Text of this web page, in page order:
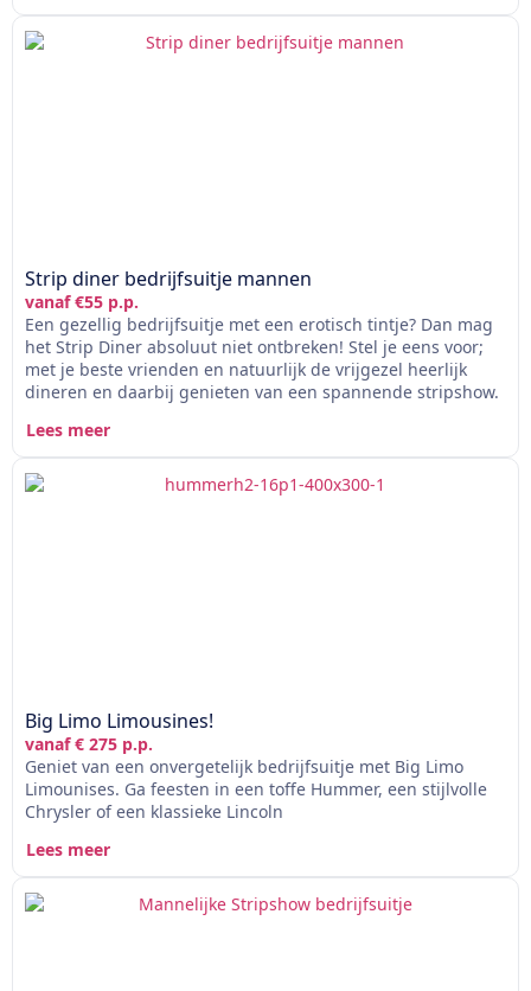
Strip diner bedrijfsuitje mannen
vanaf €55 p.p.
Een gezellig bedrijfsuitje met een erotisch tintje? Dan mag
het Strip Diner absoluut niet ontbreken! Stel je eens voor;
met je beste vrienden en natuurlijk de vrijgezel heerlijk
dineren en daarbij genieten van een spannende stripshow.
Lees meer
Big Limo Limousines!
vanaf € 275 p.p.
Geniet van een onvergetelijk bedrijfsuitje met Big Limo
Limounises. Ga feesten in een toffe Hummer, een stijlvolle
Chrysler of een klassieke Lincoln
Lees meer